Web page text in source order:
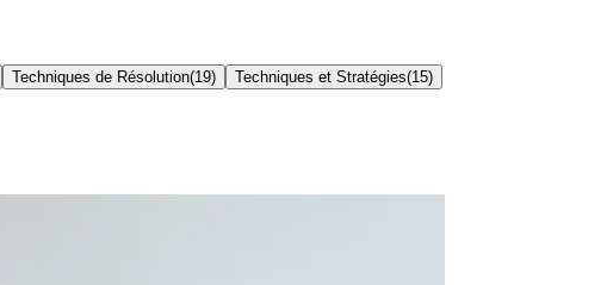
Techniques de Résolution(19) Techniques et Stratégies(15)